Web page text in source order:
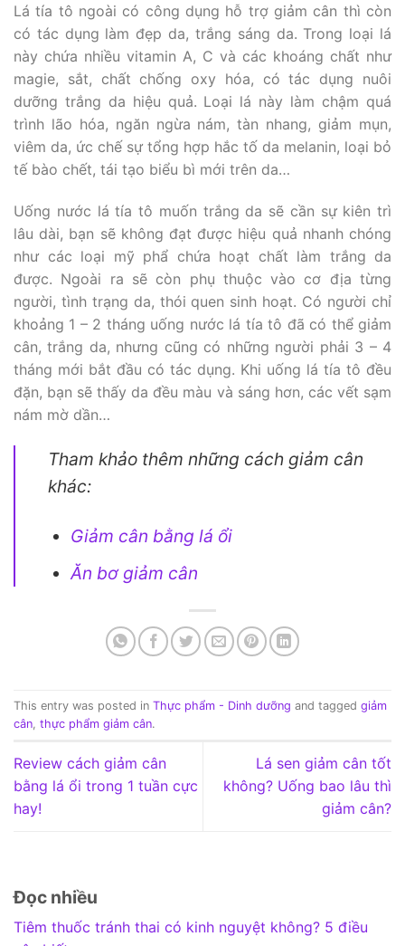
Lá tía tô ngoài có công dụng hỗ trợ giảm cân thì còn
có tác dụng làm đẹp da, trắng sáng da. Trong loại lá
này chứa nhiều vitamin A, C và các khoáng chất như
magie, sắt, chất chống oxy hóa, có tác dụng nuôi
dưỡng trắng da hiệu quả. Loại lá này làm chậm quá
trình lão hóa, ngăn ngừa nám, tàn nhang, giảm mụn,
viêm da, ức chế sự tổng hợp hắc tố da melanin, loại bỏ
tế bào chết, tái tạo biểu bì mới trên da…
Uống nước lá tía tô muốn trắng da sẽ cần sự kiên trì
lâu dài, bạn sẽ không đạt được hiệu quả nhanh chóng
như các loại mỹ phẩ chứa hoạt chất làm trắng da
được. Ngoài ra sẽ còn phụ thuộc vào cơ địa từng
người, tình trạng da, thói quen sinh hoạt. Có người chỉ
khoảng 1 – 2 tháng uống nước lá tía tô đã có thể giảm
cân, trắng da, nhưng cũng có những người phải 3 – 4
tháng mới bắt đầu có tác dụng. Khi uống lá tía tô đều
đặn, bạn sẽ thấy da đều màu và sáng hơn, các vết sạm
nám mờ dần…
Tham khảo thêm những cách giảm cân
khác:
Giảm cân bằng lá ổi
Ăn bơ giảm cân
This entry was posted in Thực phẩm - Dinh dưỡng and tagged giảm
cân thực phẩm giảm cân.
Review cách giảm cân
bằng lá ổi trong 1 tuần cực
hay!
Lá sen giảm cân tốt
không? Uống bao lâu thì
giảm cân?
Đọc nhiều
Tiêm thuốc tránh thai có kinh nguyệt không? 5 điều